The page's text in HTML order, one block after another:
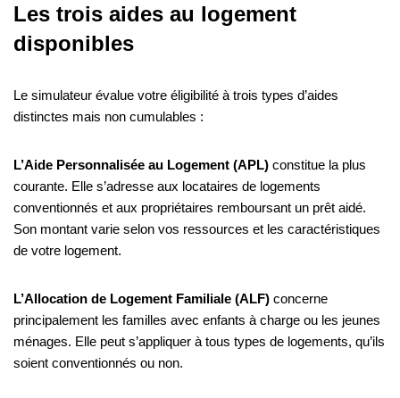
Les trois aides au logement
disponibles
Le simulateur évalue votre éligibilité à trois types d’aides
distinctes mais non cumulables :
L’Aide Personnalisée au Logement (APL) constitue la plus
courante. Elle s’adresse aux locataires de logements
conventionnés et aux propriétaires remboursant un prêt aidé.
Son montant varie selon vos ressources et les caractéristiques
de votre logement.
L’Allocation de Logement Familiale (ALF) concerne
principalement les familles avec enfants à charge ou les jeunes
ménages. Elle peut s’appliquer à tous types de logements, qu’ils
soient conventionnés ou non.